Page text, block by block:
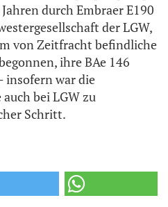
durch Embraer E190
der LGW,
von Zeitfracht befindliche
ihre BAe 146
insofern war die
bei LGW zu
Schritt.